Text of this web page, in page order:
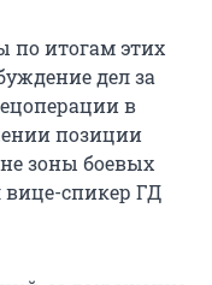
по итогам этих
дел за
в
позиции
зоны боевых
спикер ГД